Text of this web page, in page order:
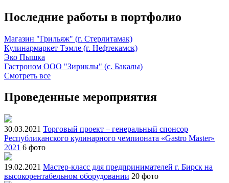
Последние работы в портфолио
Магазин "Грильяж" (г. Стерлитамак)
Кулинармаркет Тэмле (г. Нефтекамск)
Эко Пышка
Гастроном ООО "Зириклы" (с. Бакалы)
Смотреть все
Проведенные мероприятия
30.03.2021 Торговый проект – генеральный спонсор
Республиканского кулинарного чемпионата «Gastro Master»
2021 6 фото
19.02.2021 Мастер-класс для предпринимателей г. Бирск на
высокорентабельном оборудовании 20 фото